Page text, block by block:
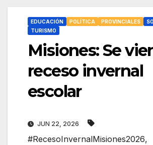
EDUCACIÓN POLÍTICA PROVINCIALES
TURISMO
Misiones: Se
receso invernal
escolar
JUN 22, 2026
#RecesoInvernalMisiones2026,